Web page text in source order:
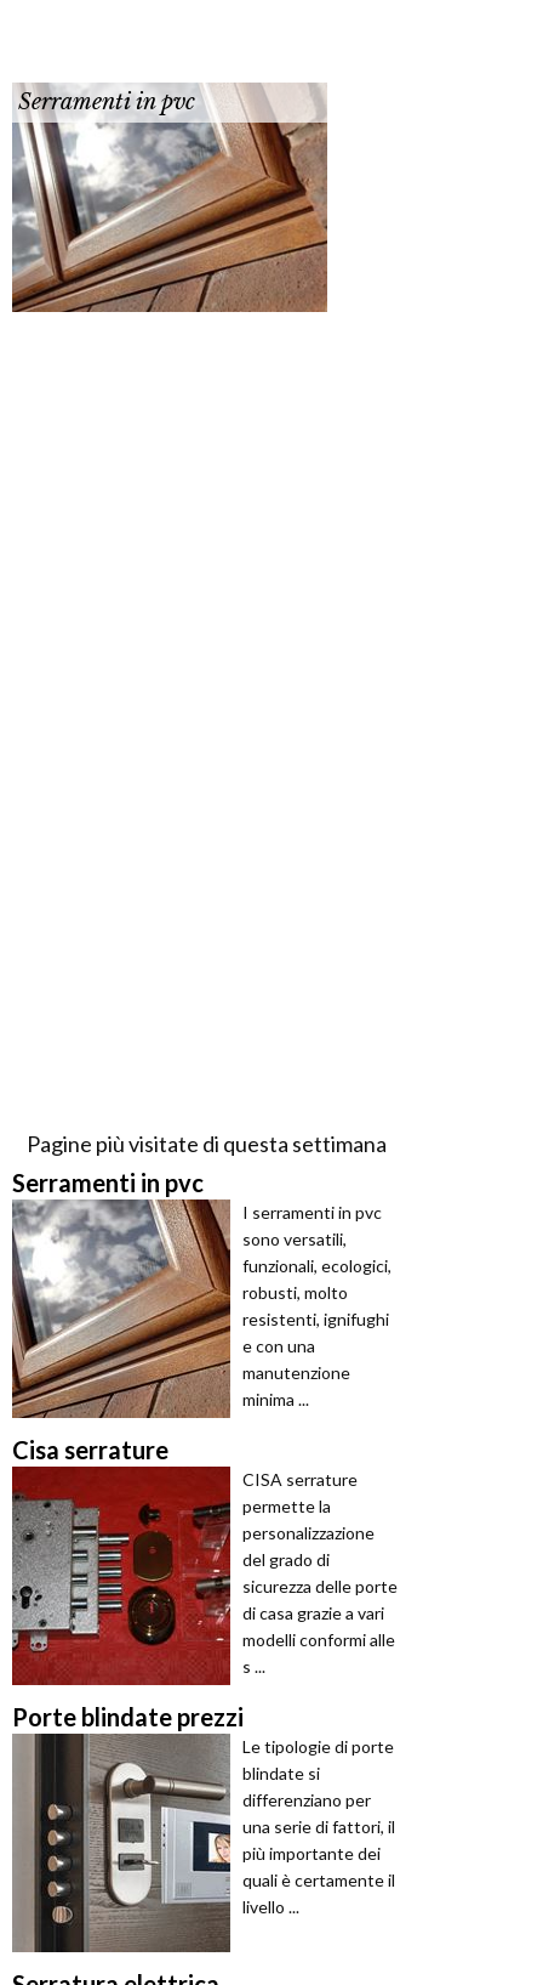
Serramenti in pvc
Pagine più visitate di questa settimana
Serramenti in pvc
I serramenti in pvc
sono versatili,
funzionali, ecologici,
robusti, molto
resistenti, ignifughi
e con una
manutenzione
minima ...
Cisa serrature
CISA serrature
permette la
personalizzazione
del grado di
sicurezza delle porte
di casa grazie a vari
modelli conformi alle
s ...
Porte blindate prezzi
Le tipologie di porte
blindate si
differenziano per
una serie di fattori, il
più importante dei
quali è certamente il
livello ...